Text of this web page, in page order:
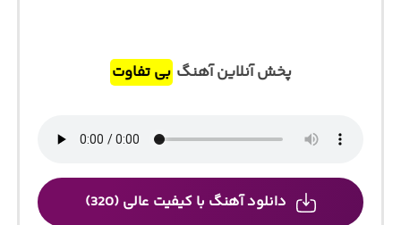
پخش آنلاین آهنگ بی تفاوت
دانلود آهنگ با کیفیت عالی (320)